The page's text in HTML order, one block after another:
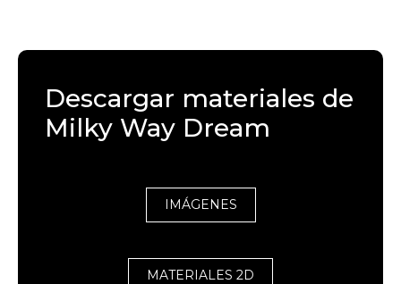
Descargar materiales de
Milky Way Dream
IMÁGENES
MATERIALES 2D